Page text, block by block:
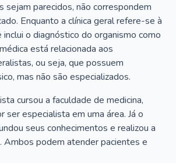
sejam parecidos, não correspondem
Enquanto a clínica geral refere-se à
o diagnóstico do organismo como
está relacionada aos
ou seja, que possuem
mas não são especializados.
cursou a faculdade de medicina,
ser especialista em uma área. Já o
seus conhecimentos e realizou a
Ambos podem atender pacientes e